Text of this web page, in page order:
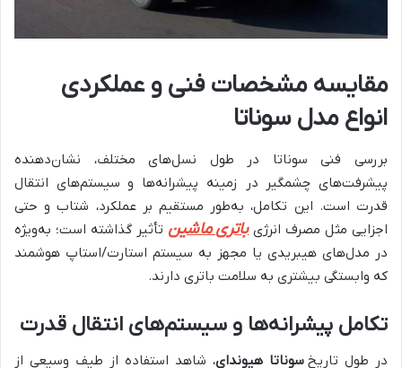
مقایسه مشخصات فنی و عملکردی
انواع مدل سوناتا
بررسی فنی سوناتا در طول نسل‌های مختلف، نشان‌دهنده
پیشرفت‌های چشمگیر در زمینه پیشرانه‌ها و سیستم‌های انتقال
قدرت است. این تکامل، به‌طور مستقیم بر عملکرد، شتاب و حتی
اجزایی مثل مصرف انرژیباتری ماشین تأثیر گذاشته است؛ به‌ویژه
در مدل‌های هیبریدی یا مجهز به سیستم استارت/استاپ هوشمند
که وابستگی بیشتری به سلامت باتری دارند.
تکامل پیشرانه‌ها و سیستم‌های انتقال قدرت
در طول تاریخ سوناتا هیوندای، شاهد استفاده از طیف وسیعی از